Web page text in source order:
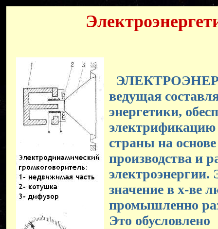
ведущая
энергетики,
электрификацию
страны на
производства и
электроэнергии.
значение в х-ве
промышленно
Это обусловлено